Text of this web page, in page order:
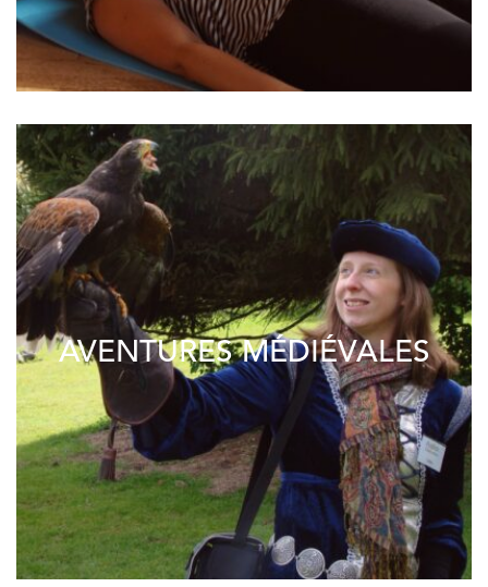
AVENTURES MÉDIÉVALES